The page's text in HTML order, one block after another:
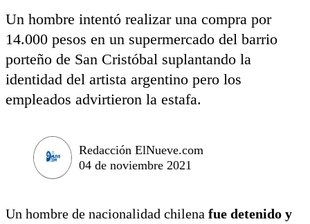
Un hombre intentó realizar una compra por
14.000 pesos en un supermercado del barrio
porteño de San Cristóbal suplantando la
identidad del artista argentino pero los
empleados advirtieron la estafa.
Redacción ElNueve.com
04 de noviembre 2021
Un hombre de nacionalidad chilena fue detenido y